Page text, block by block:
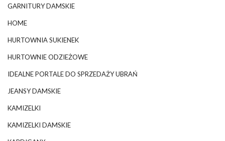
GARNITURY DAMSKIE
HOME
HURTOWNIA SUKIENEK
HURTOWNIE ODZIEŻOWE
IDEALNE PORTALE DO SPRZEDAŻY UBRAŃ
JEANSY DAMSKIE
KAMIZELKI
KAMIZELKI DAMSKIE